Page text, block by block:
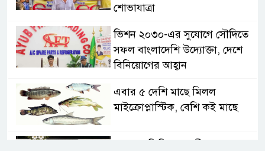
শোভাযাত্রা
ভিশন ২০৩০-এর সুযোগে সৌদিতে
সফল বাংলাদেশি উদ্যোক্তা, দেশে
বিনিয়োগের আহ্বান
এবার ৫ দেশি মাছে মিলল
মাইক্রোপ্লাস্টিক, বেশি কই মাছে